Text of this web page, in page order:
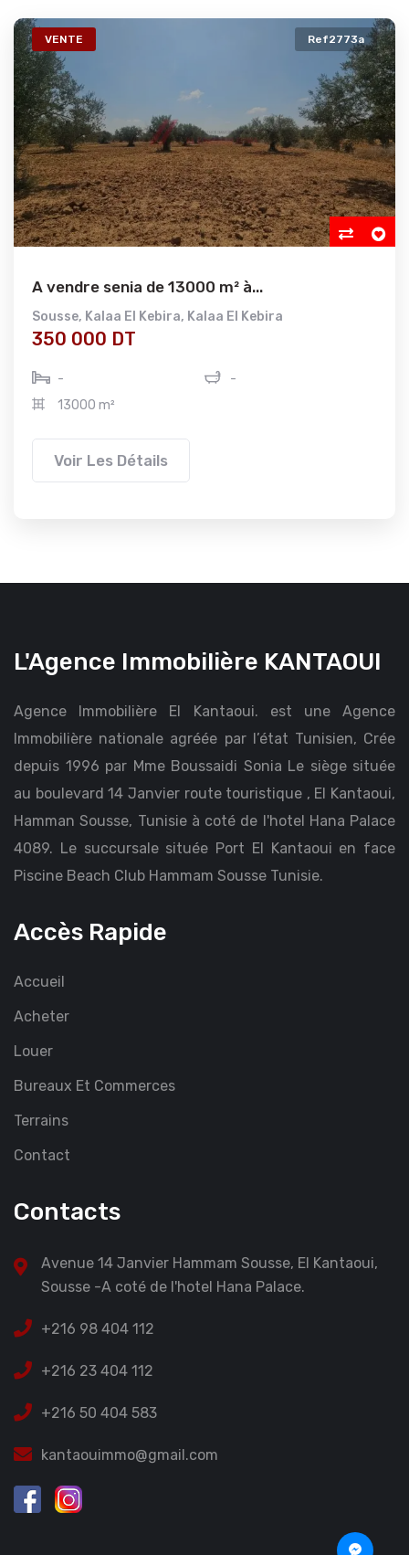
VENTE Ref2773a
A vendre senia de 13000 m² à...
Sousse, Kalaa El Kebira, Kalaa El Kebira
350 000 DT
-
-
13000 m²
Voir Les Détails
L'Agence Immobilière KANTAOUI
Agence Immobilière El Kantaoui. est une Agence
Immobilière nationale agréée par l’état Tunisien, Crée
depuis 1996 par Mme Boussaidi Sonia Le siège située
au boulevard 14 Janvier route touristique , El Kantaoui,
Hamman Sousse, Tunisie à coté de l'hotel Hana Palace
4089. Le succursale située Port El Kantaoui en face
Piscine Beach Club Hammam Sousse Tunisie.
Accès Rapide
Accueil
Acheter
Louer
Bureaux Et Commerces
Terrains
Contact
Contacts
Avenue 14 Janvier Hammam Sousse, El Kantaoui,
Sousse -A coté de l'hotel Hana Palace.
+216 98 404 112
+216 23 404 112
+216 50 404 583
kantaouimmo@gmail.com